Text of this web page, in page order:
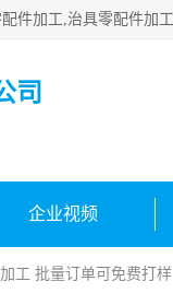
司
企业视频
工 批量订单可免费打样